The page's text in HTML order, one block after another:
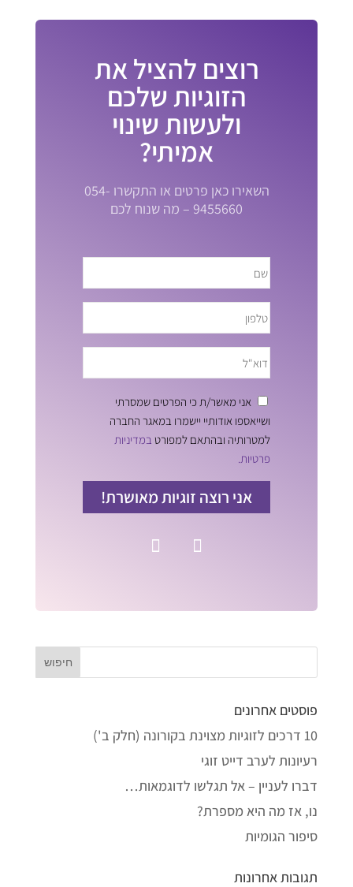
רוצים להציל את
הזוגיות שלכם
ולעשות שינוי
אמיתי?
השאירו כאן פרטים או התקשרו 054-
9455660 – מה שנוח לכם
אני מאשר/ת כי הפרטים שמסרתי
ושייאספו אודותיי יישמרו במאגר החברה
למטרותיה ובהתאם למפורט במדיניות
פרטיות.
אני רוצה זוגיות מאושרת!
פוסטים אחרונים
10 דרכים לזוגיות מצוינת בקורונה (חלק ב')
רעיונות לערב דייט זוגי
דברו לעניין – אל תגלשו לדוגמאות…
נו, אז מה היא מספרת?
סיפור הגומיות
תגובות אחרונות